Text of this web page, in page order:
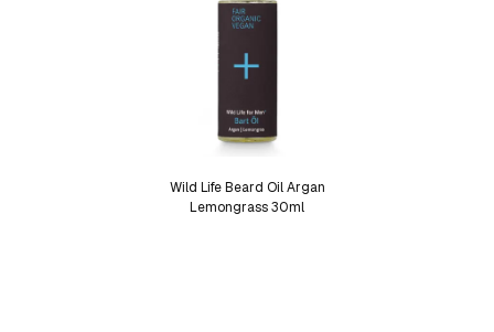
Wild Life Beard Oil Argan
Lemongrass 30ml